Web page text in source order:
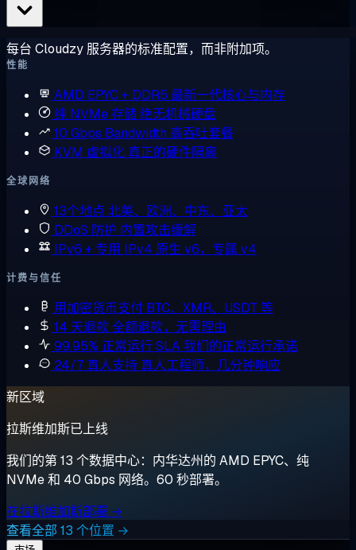
每台 Cloudzy 服务器的标准配置，而非附加项。
性能
AMD EPYC + DDR5 最新一代核心与内存
纯 NVMe 存储绝无机械硬盘
10 Gbps Bandwidth 高吞吐套餐
KVM 虚拟化 真正的硬件隔离
全球网络
13个地点 北美、欧洲、中东、亚太
DDoS 防护 内置攻击缓解
IPv6 + 专用 IPv4 原生 v6，专属 v4
计费与信任
用加密货币支付 BTC、XMR、USDT 等
14 天退款全额退款，无需理由
99.95% 正常运行 SLA我们的正常运行承诺
24/7 真人支持 真人工程师，几分钟响应
新区域
拉斯维加斯已上线
我们的第 13 个数据中心：内华达州的 AMD EPYC、纯
NVMe 和 40 Gbps 网络。60 秒部署。
在拉斯维加斯部署 →
查看全部 13 个位置 →